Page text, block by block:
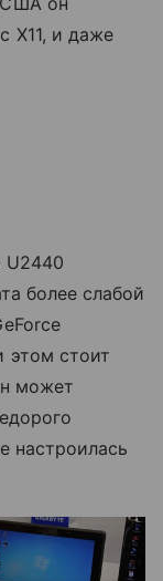
X11, и даже
U2440
более слабой
этом стоит
может
настроилась